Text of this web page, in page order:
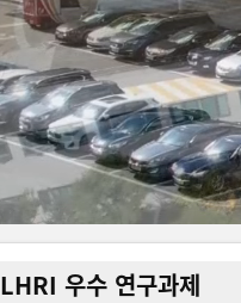
LHRI 우수 연구과제